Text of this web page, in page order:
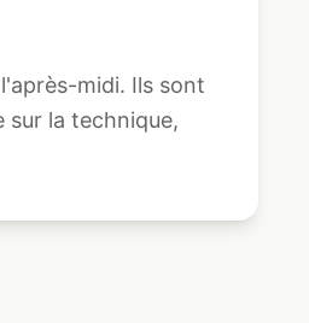
midi. Ils sont
la technique,